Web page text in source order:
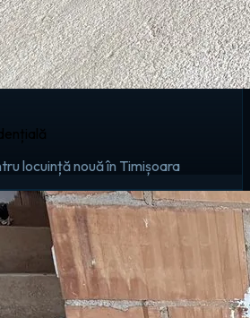
locuință nouă în Timișoara